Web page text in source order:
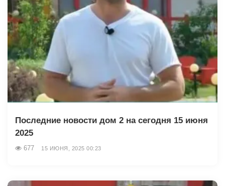
Последние новости дом 2 на сегодня 15 июня
2025
677 15 ИЮНЯ, 2025 00:23